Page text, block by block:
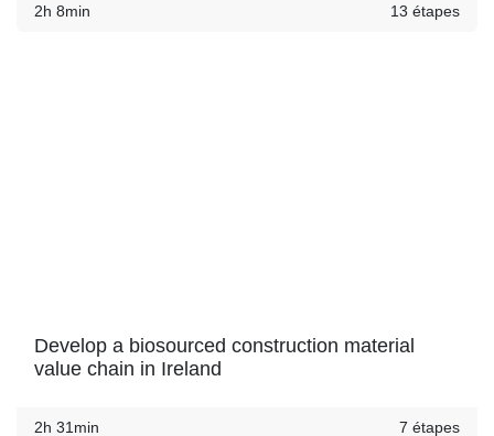
2h 8min 13 étapes
Develop a biosourced construction material
value chain in Ireland
2h 31min 7 étapes